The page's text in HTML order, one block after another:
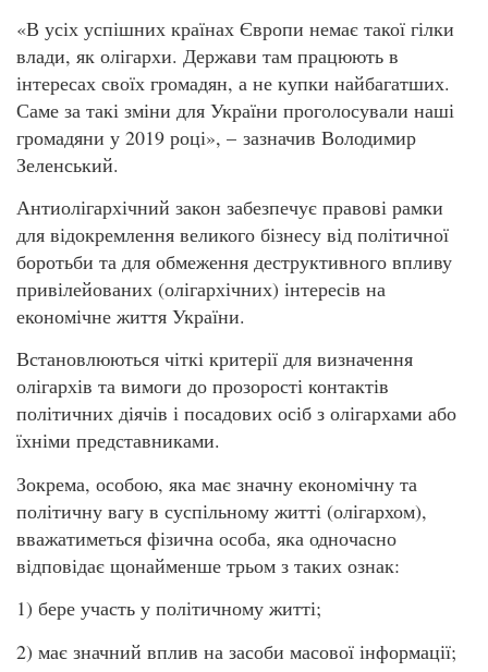
«В усіх успішних країнах Європи немає такої гілки
влади, як олігархи. Держави там працюють в
інтересах своїх громадян, а не купки найбагатших.
Саме за такі зміни для України проголосували наші
громадяни у 2019 році», – зазначив Володимир
Зеленський.
Антиолігархічний закон забезпечує правові рамки
для відокремлення великого бізнесу від політичної
боротьби та для обмеження деструктивного впливу
привілейованих (олігархічних) інтересів на
економічне життя України.
Встановлюються чіткі критерії для визначення
олігархів та вимоги до прозорості контактів
політичних діячів і посадових осіб з олігархами або
їхніми представниками.
Зокрема, особою, яка має значну економічну та
політичну вагу в суспільному житті (олігархом),
вважатиметься фізична особа, яка одночасно
відповідає щонайменше трьом з таких ознак:
1) бере участь у політичному житті;
2) має значний вплив на засоби масової інформації;